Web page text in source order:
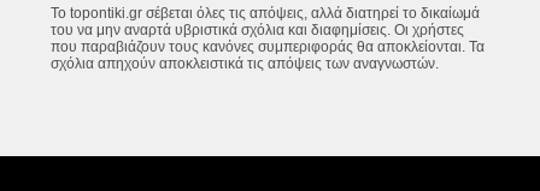
Το topontiki.gr σέβεται όλες τις απόψεις, αλλά διατηρεί το δικαίωμά
του να μην αναρτά υβριστικά σχόλια και διαφημίσεις. Οι χρήστες
που παραβιάζουν τους κανόνες συμπεριφοράς θα αποκλείονται. Τα
σχόλια απηχούν αποκλειστικά τις απόψεις των αναγνωστών.